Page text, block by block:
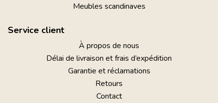
Meubles scandinaves
Service client
À propos de nous
Délai de livraison et frais d’expédition
Garantie et réclamations
Retours
Contact